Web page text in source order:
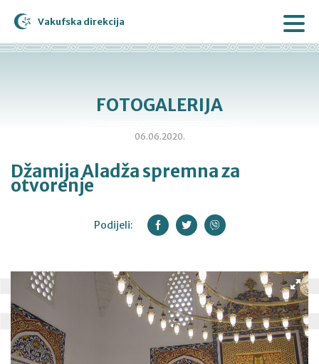
Vakufska direkcija
FOTOGALERIJA
06.06.2020.
Džamija Aladža spremna za
otvorenje
Podijeli: